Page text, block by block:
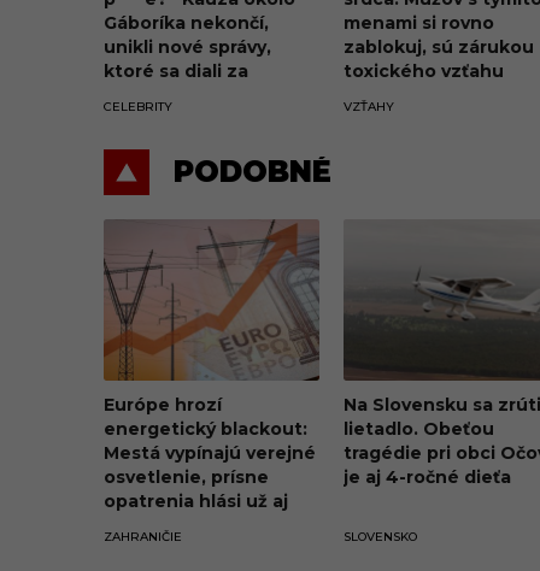
Gáboríka nekončí,
unikli nové správy,
ktoré sa diali za
CELEBRITY
menami si rovno
zablokuj, sú zárukou
toxického vzťahu
VZŤAHY
PODOBNÉ
Európe hrozí
energetický blackout:
Mestá vypínajú verejné
osvetlenie, prísne
opatrenia hlási už aj
známy potravinový
ZAHRANIČIE
Na Slovensku sa
lietadlo. Obeťou
tragédie pri obci
je aj 4-ročné dieťa
SLOVENSKO